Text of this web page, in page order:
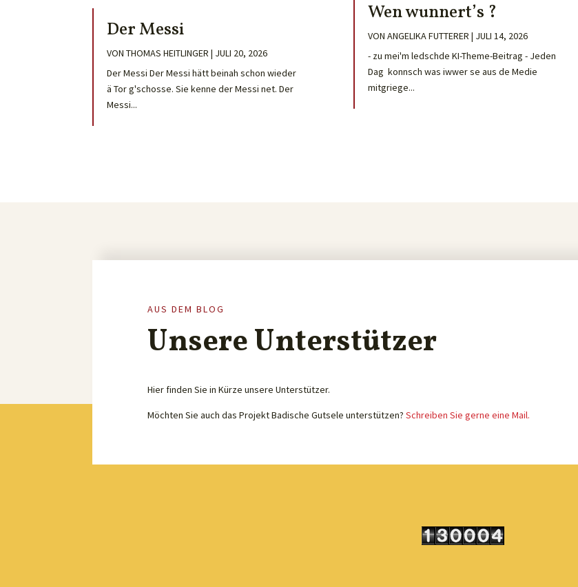
Der Messi
VONTHOMAS HEITLINGER | JULI 20, 2026
Der Messi Der Messi hätt beinah schon wieder
ä Tor g'schosse. Sie kenne der Messi net. Der
Messi...
Wen wunnert’s ?
VON ANGELIKA FUTTERER | JULI 14, 2026
- zu mei'm ledschde KI-Theme-Beitrag - Jeden
Dag konnsch was iwwer se aus de Medie
mitgriege...
AUS DEM BLOG
Unsere Unterstützer
Hier finden Sie in Kürze unsere Unterstützer.
Möchten Sie auch das Projekt Badische Gutsele unterstützen?Schreiben Sie gerne eine Mail.